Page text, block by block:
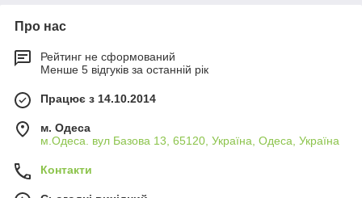
Про нас
Рейтинг не сформований
Менше 5 відгуків за останній рік
Працює з 14.10.2014
м. Одеса
м.Одеса. вул Базова 13, 65120, Україна, Одеса, Україна
Контакти